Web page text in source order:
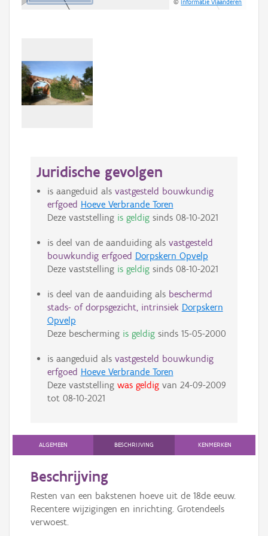
©Informatie Vlaanderen
Juridische gevolgen
is aangeduid als vastgesteld bouwkundig
erfgoed Hoeve Verbrande Toren
Deze vaststelling is geldigsinds 08-10-2021
is deel van de aanduiding als vastgesteld
bouwkundig erfgoed Dorpskern Opvelp
Deze vaststelling is geldigsinds 08-10-2021
is deel van de aanduiding als beschermd
stads- of dorpsgezicht, intrinsiek Dorpskern
Opvelp
Deze bescherming is geldigsinds 15-05-2000
is aangeduid als vastgesteld bouwkundig
erfgoed Hoeve Verbrande Toren
Deze vaststelling was geldigvan 24-09-2009
tot 08-10-2021
ALGEMEEN BESCHRIJVING KENMERKEN
Beschrijving
Resten van een bakstenen hoeve uit de 18de eeuw.
Recentere wijzigingen en inrichting. Grotendeels
verwoest.